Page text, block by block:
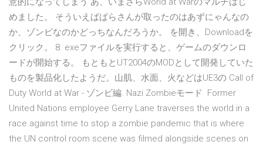
めました。 そういえばぱらさんが取ったのはあずにゃんなの
か、ゾンビなのかどっちなんだろうか。 を開き、Downloadを
クリック。 8. exeファイルを実行すると、ゲームのダウンロ
ードが開始する。 もともとUT2004のMODとして開発していた
ものを製品化したようだ。山肌、水面、火などはUE3の Call of
Duty World at War - ゾンビ編. Nazi Zombieモード Former
United Nations employee Gerry Lane traverses the world in a
race against time to stop a zombie pandemic that is where
the UN control room scene was filmed alongside scenes on